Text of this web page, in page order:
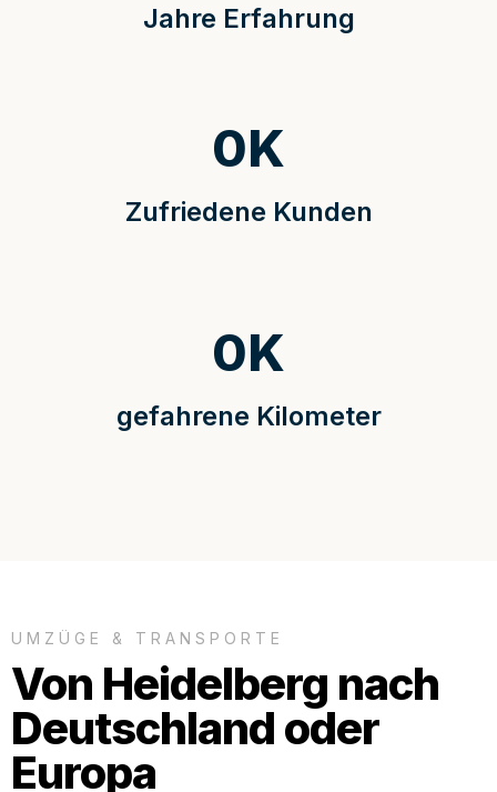
Jahre Erfahrung
Zufriedene Kunden
0K
gefahrene Kilometer
0K
UMZÜGE & TRANSPORTE
Von Heidelberg nach
Deutschland oder
Europa